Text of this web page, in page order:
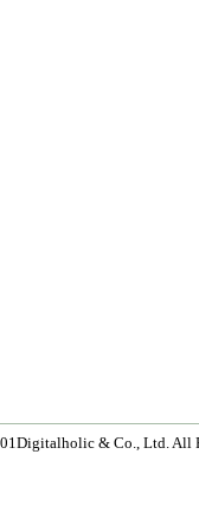
& Co., Ltd. All